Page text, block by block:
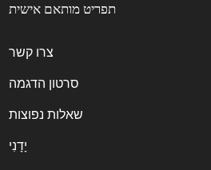
תפריט מותאם אישית
צרו קשר
סרטון הדגמה
שאלות נפוצות
יָדָנִי